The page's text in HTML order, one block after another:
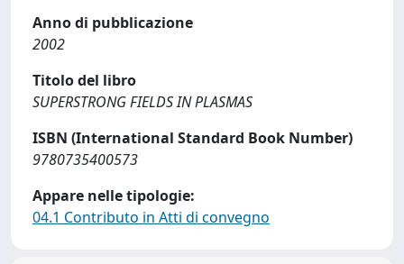
Anno di pubblicazione
2002
Titolo del libro
SUPERSTRONG FIELDS IN PLASMAS
ISBN (International Standard Book Number)
9780735400573
Appare nelle tipologie:
04.1 Contributo in Atti di convegno